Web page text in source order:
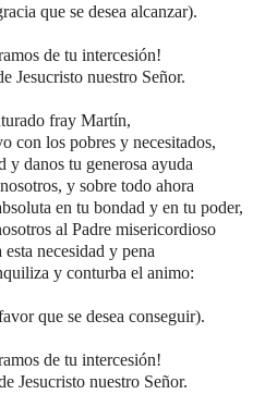
que se desea alcanzar).
de tu intercesión!
Jesucristo nuestro Señor.
fray Martín,
con los pobres y necesitados,
y danos tu generosa ayuda
y sobre todo ahora
en tu bondad y en tu poder,
al Padre misericordioso
esta necesidad y pena
y conturba el animo:
que se desea conseguir).
de tu intercesión!
Jesucristo nuestro Señor.